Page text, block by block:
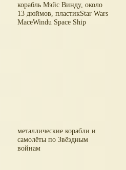
корабль Мэйс Винду, около
13 дюймов, пластикStar Wars
MaceWindu Space Ship
металлические корабли и
самолёты по Звёздным
войнам